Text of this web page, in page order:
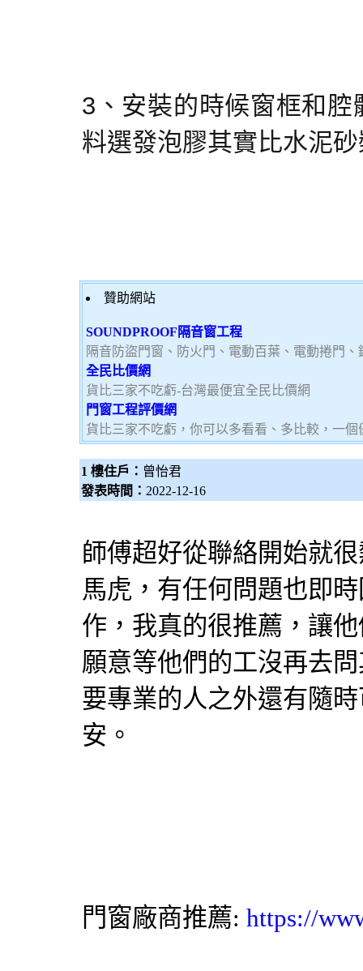
3、安裝的時候窗框和
料選發泡膠其實比水泥
贊助網站
SOUNDPROOF隔音窗工程
隔音防盜門窗、防火門、電動百葉、電動捲門
全民比價網
貨比三家不吃虧-台灣最便宜全民比價網
門窗工程評價網
貨比三家不吃虧，你可以多看看、多比較，一
1 樓住戶： 曾怡君
發表時間： 2022-12-16
師傅超好從聯絡開始就
馬虎，有任何問題也即
作，我真的很推薦，讓
願意等他們的工沒再去
要專業的人之外還有隨
安。
門窗廠商推薦: https://